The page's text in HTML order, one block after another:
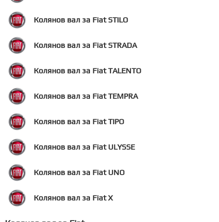
Колянов вал за Fiat STILO
Колянов вал за Fiat STRADA
Колянов вал за Fiat TALENTO
Колянов вал за Fiat TEMPRA
Колянов вал за Fiat TIPO
Колянов вал за Fiat ULYSSE
Колянов вал за Fiat UNO
Колянов вал за Fiat X